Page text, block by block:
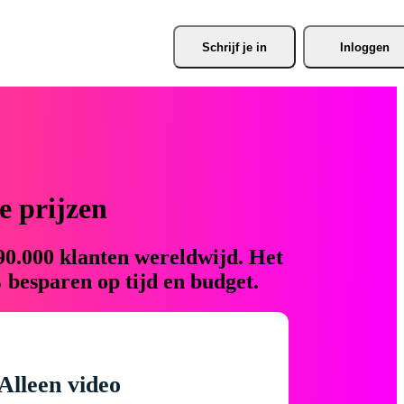
Schrijf je in Inloggen
prijzen
klanten wereldwijd. Het
op tijd en budget.
video